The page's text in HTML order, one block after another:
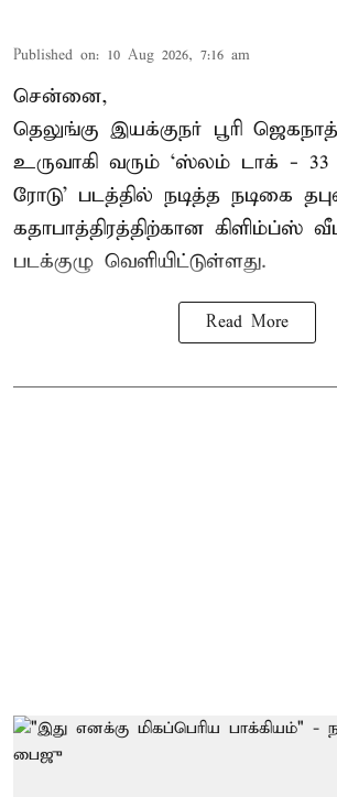
Published on: 10 Aug 2026, 7:16 am
சென்னை,
தெலுங்கு இயக்குநர் பூரி
உருவாகி வரும் ‘ஸ்லம் டாக் - 33
ரோடு’ படத்தில் நடித்த நடிகை
கதாபாத்திரத்திற்கான கிளிம்ப்ஸ்
படக்குழு வெளியிட்டுள்ளது.
Read More